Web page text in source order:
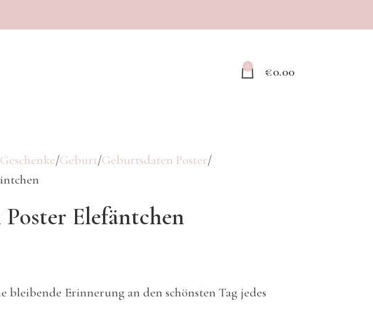
0 €0.00
Geburt Geburtsdaten Poster
Elefäntchen
bleibende Erinnerung an den schönsten Tag jedes